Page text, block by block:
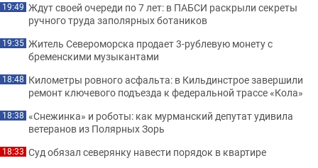
19:49 Ждут своей очереди по 7 лет: в ПАБСИ раскрыли секреты
ручного труда заполярных ботаников
19:35 Житель Североморска продает 3-рублевую монету с
бременскими музыкантами
18:48 Километры ровного асфальта: в Кильдинстрое завершили
ремонт ключевого подъезда к федеральной трассе «Кола»
18:38 «Снежинка» и роботы: как мурманский депутат удивила
ветеранов из Полярных Зорь
18:33 Суд обязал северянку навести порядок в квартире